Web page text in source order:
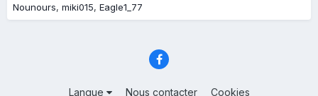
Nounours miki015 Eagle1_77
Langue Nous contacter Cookies